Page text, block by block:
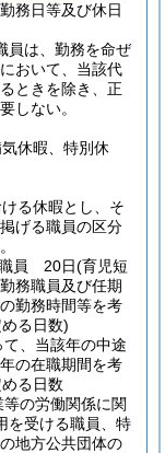
務日等及び休日
員は、勤務を命ぜ
おいて、当該代
ときを除き、正
しない。
休暇、特別休
る休暇とし、そ
げる職員の区分
職員 20日(育児短
務職員及び任期
勤務時間等を考
る日数)
、当該年の中途
の在職期間を考
る日数
の労働関係に関
を受ける職員、特
地方公共団体の